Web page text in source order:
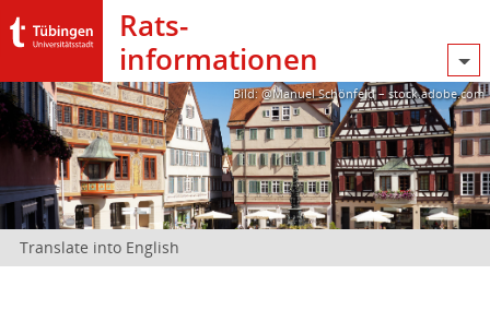
Rats­
informationen
Bild: @Manuel Schönfeld – stock.adobe.com
Translate into English